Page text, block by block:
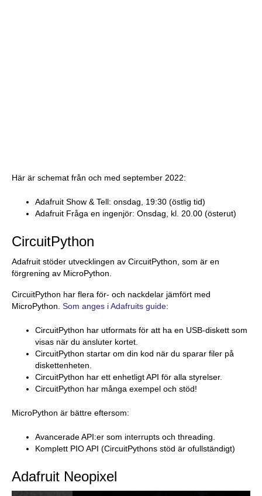
Här är schemat från och med september 2022:
Adafruit Show & Tell: onsdag, 19:30 (östlig tid)
Adafruit Fråga en ingenjör: Onsdag, kl. 20.00 (österut)
CircuitPython
Adafruit stöder utvecklingen av CircuitPython, som är en
förgrening av MicroPython.
CircuitPython har flera för- och nackdelar jämfört med
MicroPython. Som anges i Adafruits guide:
CircuitPython har utformats för att ha en USB-diskett som
visas när du ansluter kortet.
CircuitPython startar om din kod när du sparar filer på
diskettenheten.
CircuitPython har ett enhetligt API för alla styrelser.
CircuitPython har många exempel och stöd!
MicroPython är bättre eftersom:
Avancerade API:er som interrupts och threading.
Komplett PIO API (CircuitPythons stöd är ofullständigt)
Adafruit Neopixel